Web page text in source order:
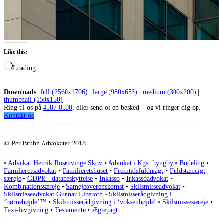
Like this:
Loading…
Downloads: full (2560x1706) large (980x653) medium (300x200)
thumbnail (150x150)
Ring til os på 4587 0500, eller send os en besked – og vi ringer dig op.
Kontakt os
© Per Bruhn Advokater 2018
• Advokat Henrik Rosenvinge Skov • Advokat i Kgs. Lyngby • Bodeling •
Familieretsadvokat • Familieretshuset • Fremtidsfuldmagt • Fuldstændigt
særeje • GDPR - databeskyttelse • Inkasso • Inkassoadvokat •
Kombinationssæreje • Samejeoverenskomst • Skilsmisseadvokat •
Skilsmisseadvokat Gunnar Liberoth • Skilsmisserådgivning i
‘børnehøjde’™ • Skilsmisserådgivning i ‘voksenhøjde’ • Skilsmissesæreje •
Taxi-lovgivning • Testamente • Ægtepagt